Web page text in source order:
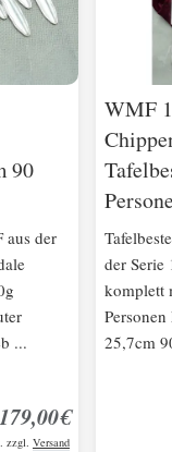
90
aus der
...
179,00€
zzgl. Versand
WMF
der Serie
komplett
25,7cm